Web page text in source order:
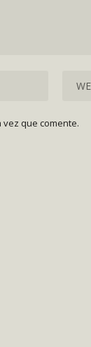
que comente.